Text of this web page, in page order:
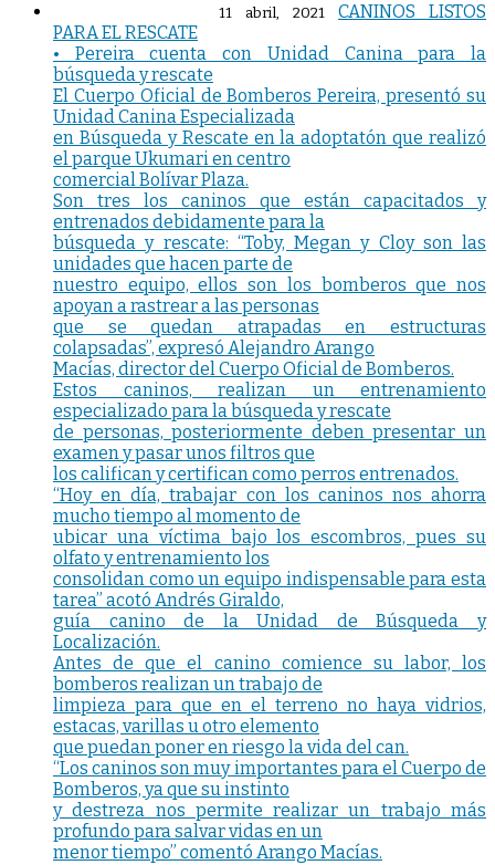
11 abril, 2021
CANINOS LISTOS
PARA EL RESCATE
• Pereira cuenta con Unidad Canina para la
búsqueda y rescate
El Cuerpo Oficial de Bomberos Pereira, presentó su
Unidad Canina Especializada
en Búsqueda y Rescate en la adoptatón que realizó
el parque Ukumari en centro
comercial Bolívar Plaza.
Son tres los caninos que están capacitados y
entrenados debidamente para la
búsqueda y rescate: “Toby, Megan y Cloy son las
unidades que hacen parte de
nuestro equipo, ellos son los bomberos que nos
apoyan a rastrear a las personas
que se quedan atrapadas en estructuras
colapsadas”, expresó Alejandro Arango
Macías, director del Cuerpo Oficial de Bomberos.
Estos caninos, realizan un entrenamiento
especializado para la búsqueda y rescate
de personas, posteriormente deben presentar un
examen y pasar unos filtros que
los califican y certifican como perros entrenados.
“Hoy en día, trabajar con los caninos nos ahorra
mucho tiempo al momento de
ubicar una víctima bajo los escombros, pues su
olfato y entrenamiento los
consolidan como un equipo indispensable para esta
tarea” acotó Andrés Giraldo,
guía canino de la Unidad de Búsqueda y
Localización.
Antes de que el canino comience su labor, los
bomberos realizan un trabajo de
limpieza para que en el terreno no haya vidrios,
estacas, varillas u otro elemento
que puedan poner en riesgo la vida del can.
“Los caninos son muy importantes para el Cuerpo de
Bomberos, ya que su instinto
y destreza nos permite realizar un trabajo más
profundo para salvar vidas en un
menor tiempo” comentó Arango Macías.